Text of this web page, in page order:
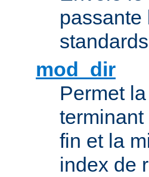
passante
mod_dir
Permet
fin et la
index de